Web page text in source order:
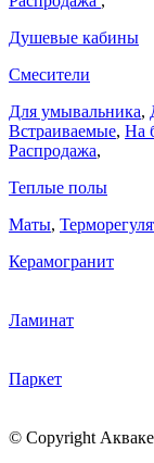
Душевые кабины
Смесители
Для умывальника,
Встраиваемые, На
Распродажа,
Теплые полы
Маты,
Керамогранит
Ламинат
Паркет
© Copyright